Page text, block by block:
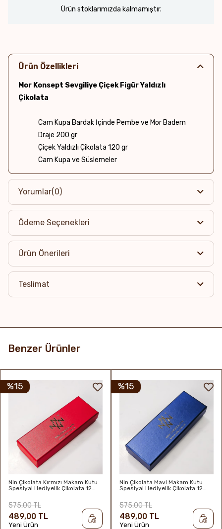
Ürün stoklarımızda kalmamıştır.
Ürün Özellikleri
Mor Konsept Sevgiliye Çiçek Figür Yaldızlı
Çikolata
Cam Kupa Bardak İçinde Pembe ve Mor Badem
Draje 200 gr
Çiçek Yaldızlı Çikolata 120 gr
Cam Kupa ve Süslemeler
Yorumlar(0)
Ödeme Seçenekleri
Ürün Önerileri
Teslimat
Benzer Ürünler
Nin Çikolata Kırmızı Makam Kutu
Spesiyal Hediyelik Çikolata 12
489,00 TL
575,00 TL
Yeni Ürün
%15
Nin Çikolata Mavi Makam Kutu
Spesiyal Hediyelik Çikolata 12
489,00 TL
575,00 TL
Yeni Ürün
%15